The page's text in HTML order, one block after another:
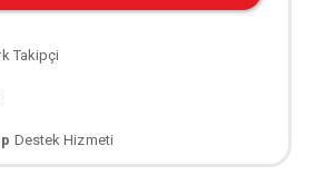
Takipçi
Destek Hizmeti